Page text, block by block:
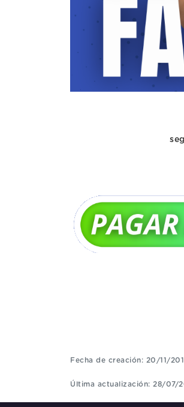
Fecha de creación: 20/11/
Última actualización: 28/07/